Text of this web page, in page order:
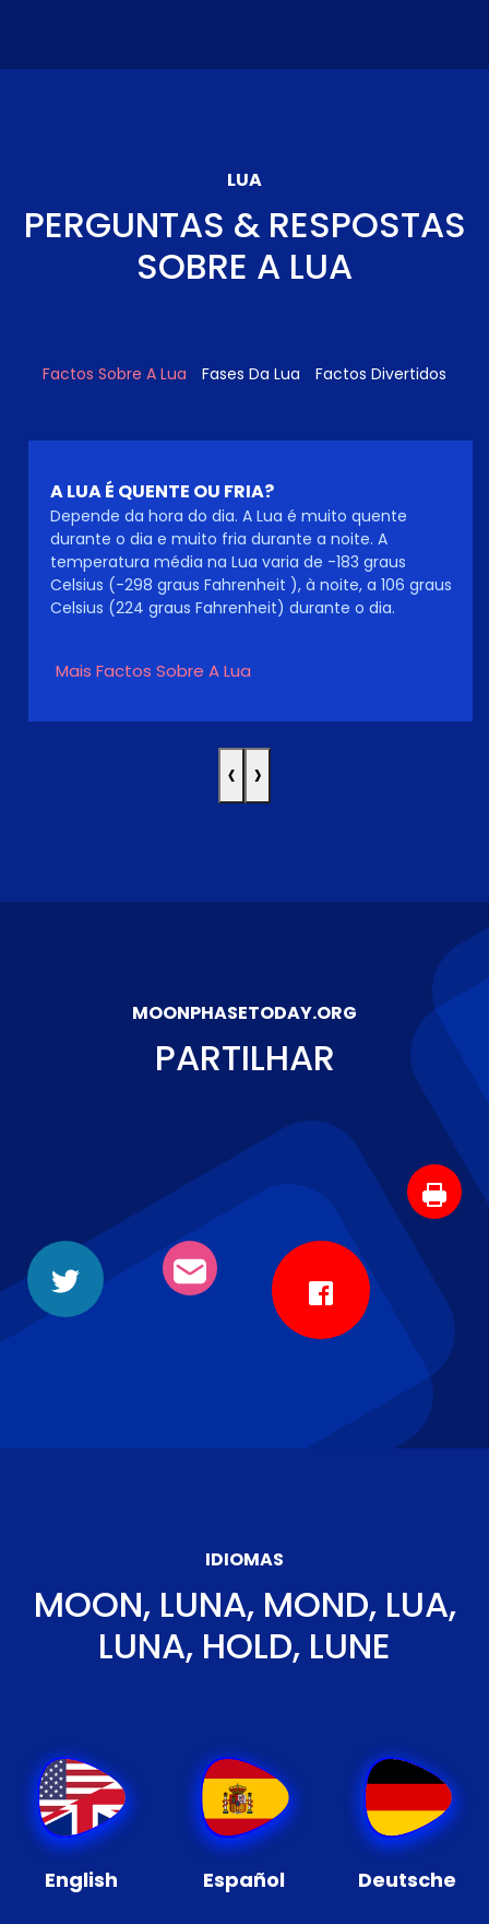
LUA
PERGUNTAS & RESPOSTAS
SOBRE A LUA
Factos Sobre A Lua Fases Da Lua Factos Divertidos
A LUA É QUENTE OU FRIA?
Depende da hora do dia. A Lua é muito quente
durante o dia e muito fria durante a noite. A
temperatura média na Lua varia de -183 graus
Celsius (-298 graus Fahrenheit ), à noite, a 106 graus
Celsius (224 graus Fahrenheit) durante o dia.
Mais Factos Sobre A Lua
‹ ›
MOONPHASETODAY.ORG
PARTILHAR
IDIOMAS
MOON, LUNA, MOND, LUA,
LUNA, HOLD, LUNE
English Español Deutsche